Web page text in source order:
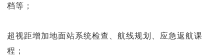
档等；
超视距增加地面站系统检查、航线规划、应急返航课
程；